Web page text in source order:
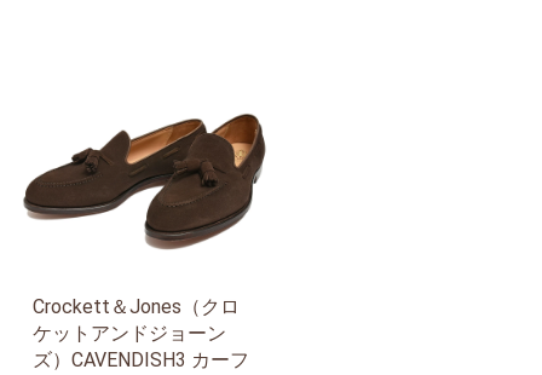
Crockett＆Jones（クロ
ケットアンドジョーン
ズ）CAVENDISH3 カーフ